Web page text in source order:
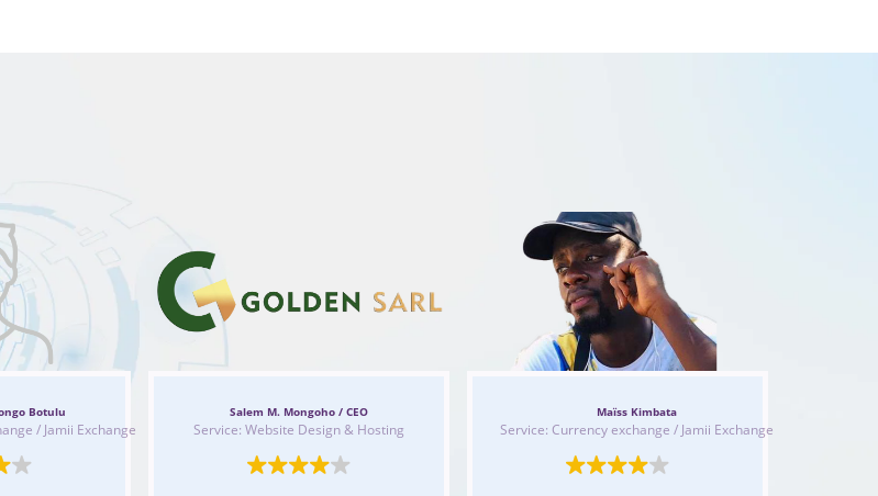
Botulu
/ Jamii Exchange
Salem M. Mongoho / CEO
Service: Website Design & Hosting
Maïss Kimbata
Service: Currency exchange / Jamii Exchange